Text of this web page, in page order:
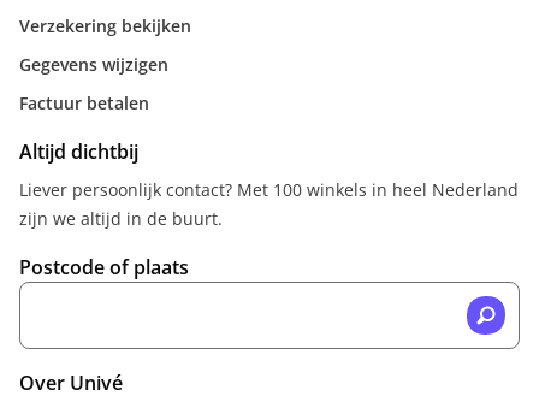
Verzekering bekijken
Gegevens wijzigen
Factuur betalen
Altijd dichtbij
Liever persoonlijk contact? Met 100 winkels in heel Nederland
zijn we altijd in de buurt.
Postcode of plaats
Over Univé